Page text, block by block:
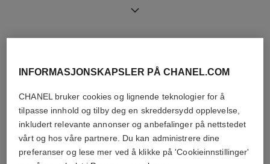
VANNBESTANDIGHET
Vedlikeholdsanvisninger Brukerhåndbøker
INFORMASJONSKAPSLER PÅ CHANEL.COM
CHANEL bruker cookies og lignende teknologier for å
tilpasse innhold og tilby deg en skreddersydd opplevelse,
inkludert relevante annonser og anbefalinger på nettstedet
vårt og hos våre partnere. Du kan administrere dine
preferanser og lese mer ved å klikke på 'Cookieinnstillinger'